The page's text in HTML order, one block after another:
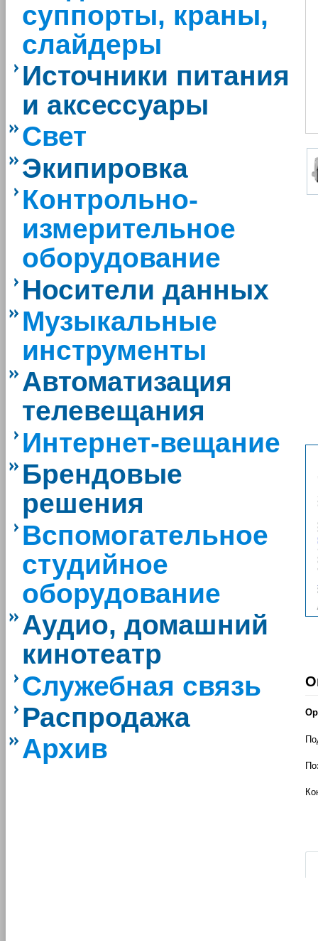
суппорты, краны,
слайдеры
Источники питания
и аксессуары
Свет
Экипировка
Контрольно-
измерительное
оборудование
Носители данных
Музыкальные
инструменты
Автоматизация
телевещания
Интернет-вещание
Брендовые
решения
Вспомогательное
студийное
оборудование
Аудио, домашний
кинотеатр
Служебная связь
Распродажа
Архив